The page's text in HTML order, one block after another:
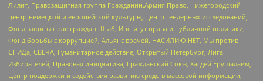
Лилит, Правозащитная группа Гражданин.Армия.Право, Нижегородский
центр немецкой и европейской культуры, Центр гендерных исследований,
Фонд защиты прав граждан Штаб, Институт права и публичной политики,
Фонд борьбы с коррупцией, Альянс врачей, НАСИЛИЮ.НЕТ, Мы против
СПИДа, СВЕЧА, Гуманитарное действие, Открытый Петербург, Лига
Избирателей, Правовая инициатива, Гражданский Союз, Хасдей Ерушалаим,
Центр поддержки и содействия развитию средств массовой информации,